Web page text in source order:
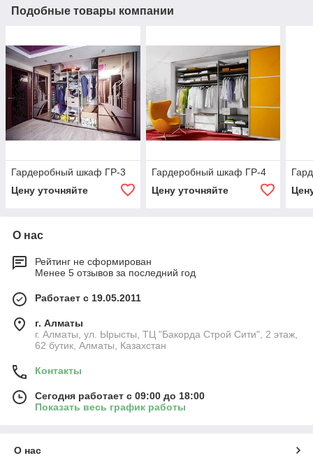
Подобные товары компании
Гардеробный шкаф ГР-3
Цену уточняйте
Гардеробный шкаф ГР-4
Цену уточняйте
О нас
Рейтинг не сформирован
Менее 5 отзывов за последний год
Работает с 19.05.2011
г. Алматы
г. Алматы, ул. Ырысты, ТЦ "Бакорда Строй Сити", 2 этаж,
62 бутик, Алматы, Казахстан
Контакты
Сегодня работает с 09:00 до 18:00
Показать весь график работы
О нас